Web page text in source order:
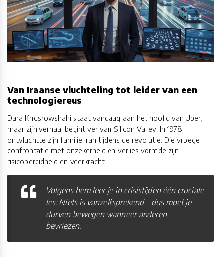
Van Iraanse vluchteling tot leider van een
technologiereus
Dara Khosrowshahi staat vandaag aan het hoofd van Uber,
maar zijn verhaal begint ver van Silicon Valley. In 1978
ontvluchtte zijn familie Iran tijdens de revolutie. Die vroege
confrontatie met onzekerheid en verlies vormde zijn
risicobereidheid en veerkracht.
Volgens hem leer je in crisistijden één cruciale
les: Niets is vanzelfsprekend – dus moet je
durven bewegen wanneer anderen
bevriezen.